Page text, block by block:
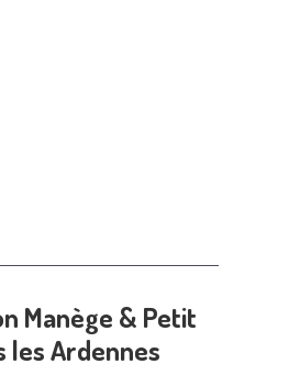
Manège & Petit
les Ardennes